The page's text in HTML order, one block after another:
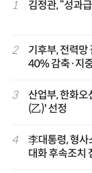
1 김정관, “성과
2
기후부, 전력
40% 감축·지
3
산업부, 한화
(乙)' 선정
4
李대통령, 형
대화 후속조치